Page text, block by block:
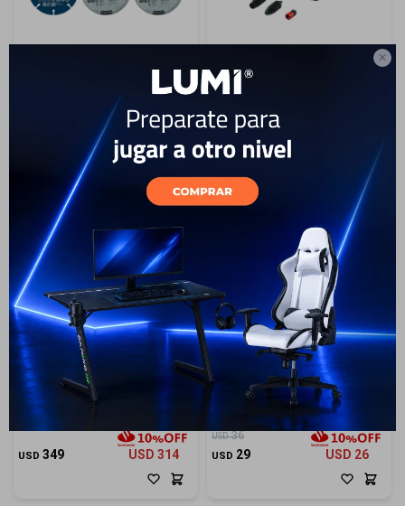

3" Bosch GWS 12V-76 12V SB
USD287
180 1800 PSI 220V con
manguera 5 m
USD 269
Desmalezadora a Tanza
Inalámbrica Bosch GRT 18V-
USD 349 USD 314
19
Set Puntas y Brocas Bosch V-
Line 41 unidades
USD 36
USD 29 USD 26